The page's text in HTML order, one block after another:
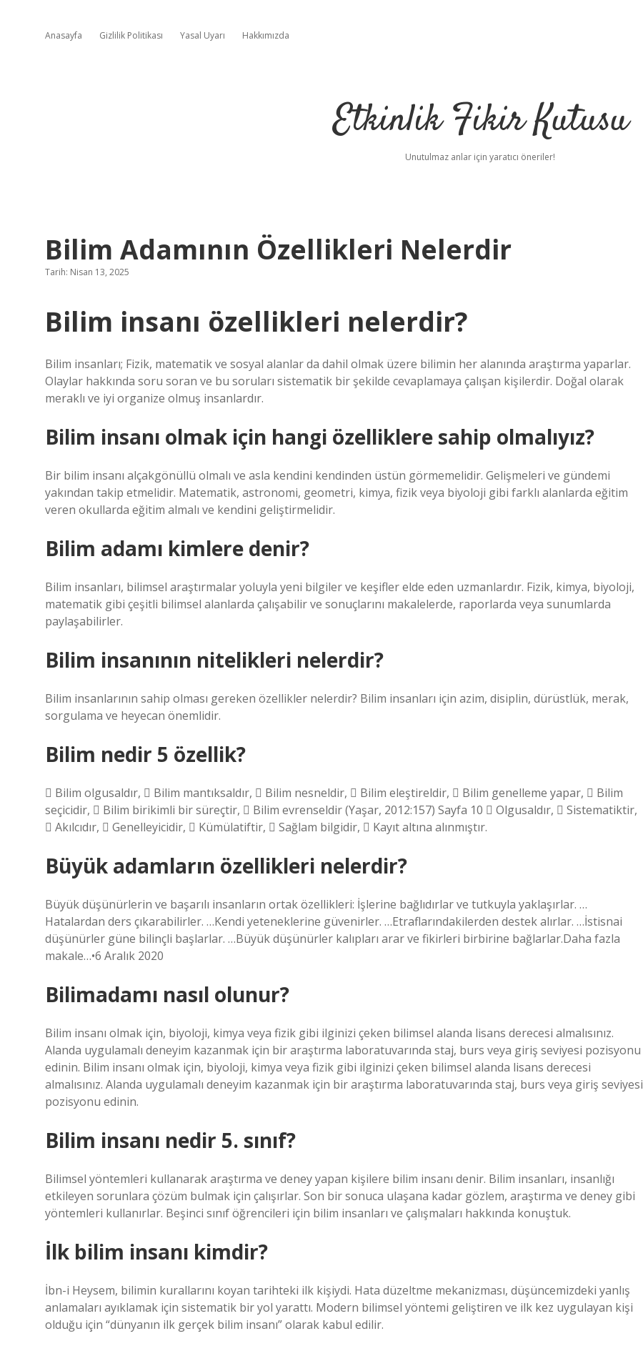
Anasayfa Gizlilik Politikası Yasal Uyarı Hakkımızda
Etkinlik Fikir Kutusu
Unutulmaz anlar için yaratıcı öneriler!
Bilim Adamının Özellikleri Nelerdir
Tarih: Nisan 13, 2025
Bilim insanı özellikleri nelerdir?
Bilim insanları; Fizik, matematik ve sosyal alanlar da dahil olmak üzere bilimin her alanında araştırma yaparlar.
Olaylar hakkında soru soran ve bu soruları sistematik bir şekilde cevaplamaya çalışan kişilerdir. Doğal olarak
meraklı ve iyi organize olmuş insanlardır.
Bilim insanı olmak için hangi özelliklere sahip olmalıyız?
Bir bilim insanı alçakgönüllü olmalı ve asla kendini kendinden üstün görmemelidir. Gelişmeleri ve gündemi
yakından takip etmelidir. Matematik, astronomi, geometri, kimya, fizik veya biyoloji gibi farklı alanlarda eğitim
veren okullarda eğitim almalı ve kendini geliştirmelidir.
Bilim adamı kimlere denir?
Bilim insanları, bilimsel araştırmalar yoluyla yeni bilgiler ve keşifler elde eden uzmanlardır. Fizik, kimya, biyoloji,
matematik gibi çeşitli bilimsel alanlarda çalışabilir ve sonuçlarını makalelerde, raporlarda veya sunumlarda
paylaşabilirler.
Bilim insanının nitelikleri nelerdir?
Bilim insanlarının sahip olması gereken özellikler nelerdir? Bilim insanları için azim, disiplin, dürüstlük, merak,
sorgulama ve heyecan önemlidir.
Bilim nedir 5 özellik?
 Bilim olgusaldır,  Bilim mantıksaldır,  Bilim nesneldir,  Bilim eleştireldir,  Bilim genelleme yapar,  Bilim
seçicidir,  Bilim birikimli bir süreçtir,  Bilim evrenseldir (Yaşar, 2012:157) Sayfa 10  Olgusaldır,  Sistematiktir,
 Akılcıdır,  Genelleyicidir,  Kümülatiftir,  Sağlam bilgidir,  Kayıt altına alınmıştır.
Büyük adamların özellikleri nelerdir?
Büyük düşünürlerin ve başarılı insanların ortak özellikleri: İşlerine bağlıdırlar ve tutkuyla yaklaşırlar. …
Hatalardan ders çıkarabilirler. …Kendi yeteneklerine güvenirler. …Etraflarındakilerden destek alırlar. …İstisnai
düşünürler güne bilinçli başlarlar. …Büyük düşünürler kalıpları arar ve fikirleri birbirine bağlarlar.Daha fazla
makale…•6 Aralık 2020
Bilimadamı nasıl olunur?
Bilim insanı olmak için, biyoloji, kimya veya fizik gibi ilginizi çeken bilimsel alanda lisans derecesi almalısınız.
Alanda uygulamalı deneyim kazanmak için bir araştırma laboratuvarında staj, burs veya giriş seviyesi pozisyonu
edinin. Bilim insanı olmak için, biyoloji, kimya veya fizik gibi ilginizi çeken bilimsel alanda lisans derecesi
almalısınız. Alanda uygulamalı deneyim kazanmak için bir araştırma laboratuvarında staj, burs veya giriş seviyesi
pozisyonu edinin.
Bilim insanı nedir 5. sınıf?
Bilimsel yöntemleri kullanarak araştırma ve deney yapan kişilere bilim insanı denir. Bilim insanları, insanlığı
etkileyen sorunlara çözüm bulmak için çalışırlar. Son bir sonuca ulaşana kadar gözlem, araştırma ve deney gibi
yöntemleri kullanırlar. Beşinci sınıf öğrencileri için bilim insanları ve çalışmaları hakkında konuştuk.
İlk bilim insanı kimdir?
İbn-i Heysem, bilimin kurallarını koyan tarihteki ilk kişiydi. Hata düzeltme mekanizması, düşüncemizdeki yanlış
anlamaları ayıklamak için sistematik bir yol yarattı. Modern bilimsel yöntemi geliştiren ve ilk kez uygulayan kişi
olduğu için “dünyanın ilk gerçek bilim insanı” olarak kabul edilir.